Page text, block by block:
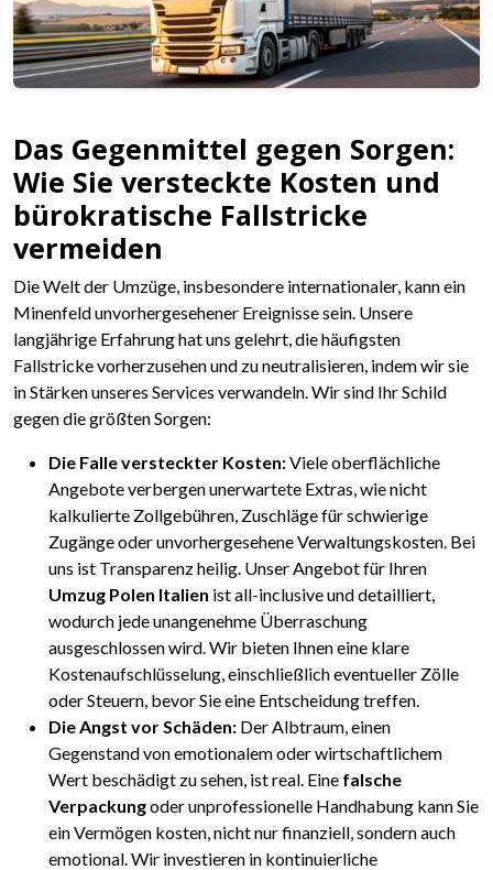
Das Gegenmittel gegen Sorgen:
Wie Sie versteckte Kosten und
bürokratische Fallstricke
vermeiden
Die Welt der Umzüge, insbesondere internationaler, kann ein
Minenfeld unvorhergesehener Ereignisse sein. Unsere
langjährige Erfahrung hat uns gelehrt, die häufigsten
Fallstricke vorherzusehen und zu neutralisieren, indem wir sie
in Stärken unseres Services verwandeln. Wir sind Ihr Schild
gegen die größten Sorgen:
Die Falle versteckter Kosten:Viele oberflächliche
Angebote verbergen unerwartete Extras, wie nicht
kalkulierte Zollgebühren, Zuschläge für schwierige
Zugänge oder unvorhergesehene Verwaltungskosten. Bei
uns ist Transparenz heilig. Unser Angebot für Ihren
Umzug Polen Italien ist all-inclusive und detailliert,
wodurch jede unangenehme Überraschung
ausgeschlossen wird. Wir bieten Ihnen eine klare
Kostenaufschlüsselung, einschließlich eventueller Zölle
oder Steuern, bevor Sie eine Entscheidung treffen.
Die Angst vor Schäden: Der Albtraum, einen
Gegenstand von emotionalem oder wirtschaftlichem
Wert beschädigt zu sehen, ist real. Eine falsche
Verpackungoder unprofessionelle Handhabung kann Sie
ein Vermögen kosten, nicht nur finanziell, sondern auch
emotional. Wir investieren in kontinuierliche